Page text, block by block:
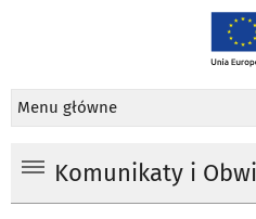
Menu główne
Komunikaty i